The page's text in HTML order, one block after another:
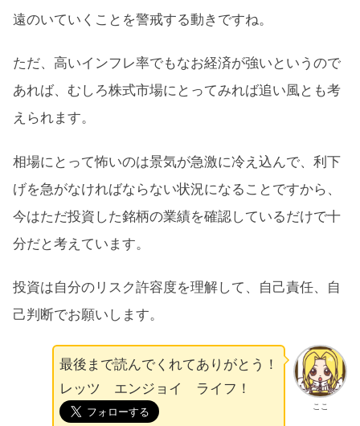
遠のいていくことを警戒する動きですね。
ただ、高いインフレ率でもなお経済が強いというので
あれば、むしろ株式市場にとってみれば追い風とも考
えられます。
相場にとって怖いのは景気が急激に冷え込んで、利下
げを急がなければならない状況になることですから、
今はただ投資した銘柄の業績を確認しているだけで十
分だと考えています。
投資は自分のリスク許容度を理解して、自己責任、自
己判断でお願いします。
ここ
最後まで読んでくれてありがとう！
レッツ エンジョイ ライフ！